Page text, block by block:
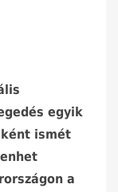
egyik
ismét
a